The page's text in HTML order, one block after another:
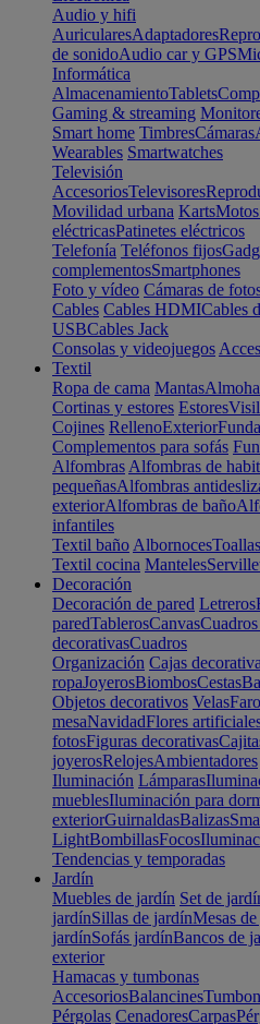
Audio y hifi
AuricularesAdaptadores
de sonidoAudio car y GPS
Informática
AlmacenamientoTablets
Gaming & streaming
Smart home TimbresCámaras
Wearables Smartwatches
Televisión
AccesoriosTelevisores
Movilidad urbana Karts
eléctricasPatinetes eléctricos
Telefonía Teléfonos fijos
complementosSmartphones
Foto y vídeo Cámaras de
Cables Cables HDMICables
USBCables Jack
Consolas y videojuegos
Textil
Ropa de cama Mantas
Cortinas y estores Estores
Cojines RellenoExterior
Complementos para sofás
Alfombras Alfombras de
pequeñasAlfombras
exteriorAlfombras de baño
infantiles
Textil baño AlbornocesToallas
Textil cocina Manteles
Decoración
Decoración de pared Letreros
paredTablerosCanvas
decorativasCuadros
Organización Cajas
ropaJoyerosBiombosCestas
Objetos decorativos Velas
mesaNavidadFlores
fotosFiguras decorativas
joyerosRelojesAmbientadores
Iluminación Lámparas
mueblesIluminación para
exteriorGuirnaldasBalizas
LightBombillasFocos
Tendencias y temporadas
Jardín
Muebles de jardín Set de
jardínSillas de jardínMesas
jardínSofás jardínBancos de
exterior
Hamacas y tumbonas
AccesoriosBalancines
Pérgolas CenadoresCarpas